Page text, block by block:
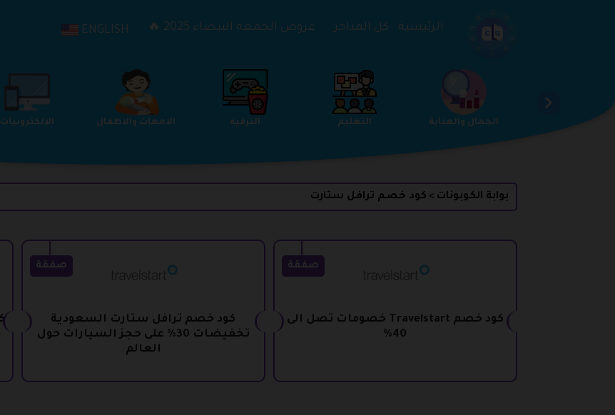
الرئيسية كل المتاجر عروض الجمعة البيضاء 2025 🔥 ENGLISH
الالكترونيات الامهات والاطفال الترفيه التعليم الجمال والعناية الخدمات
بوابة الكوبونات > كود خصم ترافل ستارت
صفقة
كود خصم Travelstart خصومات تصل الى
40%
صفقة
كود خصم ترافل ستارت السعودية
تخفيضات 30% على حجز السيارات حول
العالم